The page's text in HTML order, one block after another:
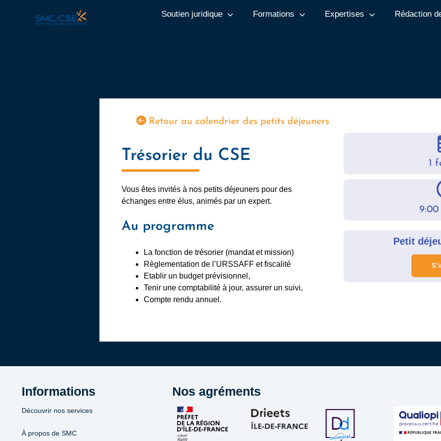
Soutien juridique Formations Expertises Rédaction
Retour au calendrier des petits déjeuners
Trésorier du CSE
Vous êtes invités à nos petits déjeuners pour des
échanges entre élus, animés par un expert.
Au programme
La fonction de trésorier (mandat et mission)
Règlementation de l’URSSAFF et fiscalité
Etablir un budget prévisionnel,
Tenir une comptabilité à jour, assurer un suivi,
Compte rendu annuel.
1
9:00
Petit
Informations
Découvrir nos services
À propos de SMC
Nos agréments